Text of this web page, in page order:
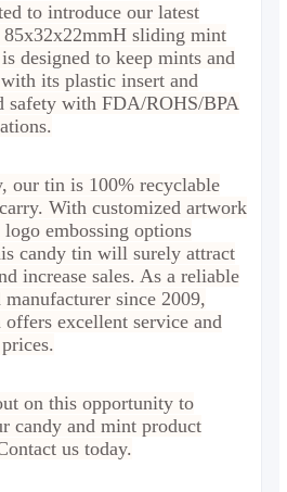
to introduce our latest
85x32x22mmH sliding mint
designed to keep mints and
its plastic insert and
safety with FDA/ROHS/BPA
our tin is 100% recyclable
With customized artwork
embossing options
candy tin will surely attract
increase sales. As a reliable
since 2009,
excellent service and
on this opportunity to
candy and mint product
us today.